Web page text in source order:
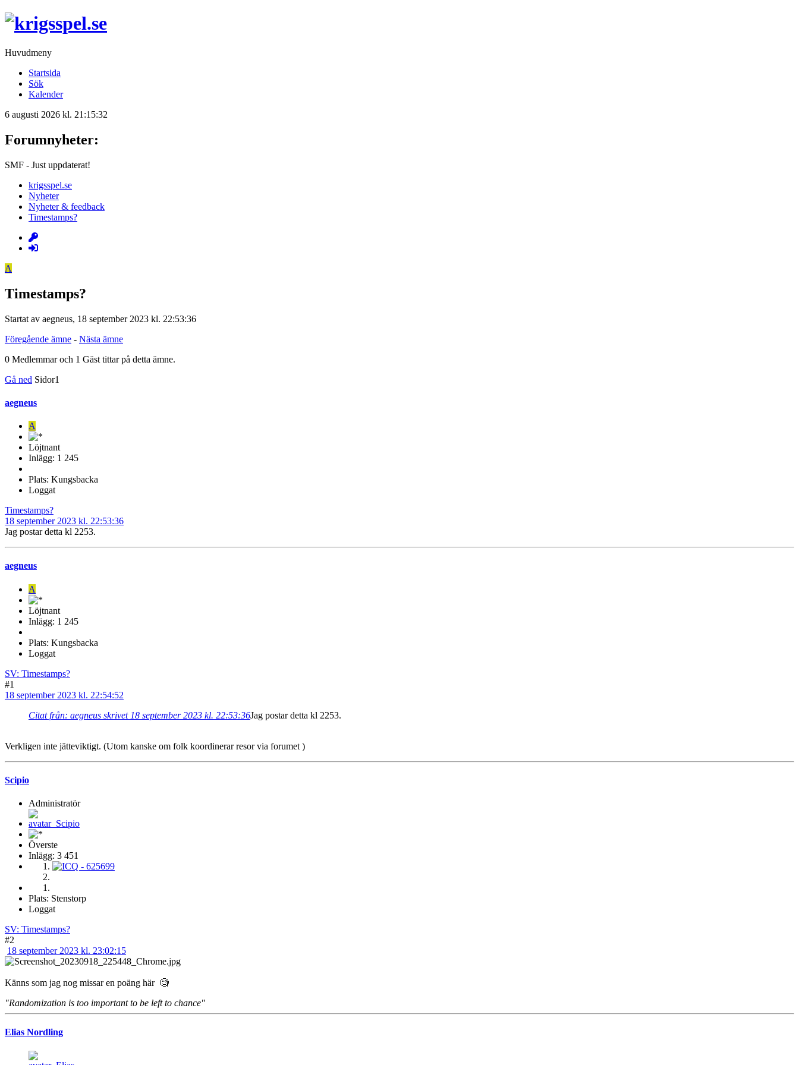
Huvudmeny
Startsida
Sök
Kalender
6 augusti 2026 kl. 21:15:32
Forumnyheter:
SMF - Just uppdaterat!
krigsspel.se
Nyheter
Nyheter & feedback
Timestamps?
A
Timestamps?
Startat av aegneus, 18 september 2023 kl. 22:53:36
Föregående ämne - Nästa ämne
0 Medlemmar och 1 Gäst tittar på detta ämne.
Gå ned Sidor1
aegneus
A
Löjtnant
Inlägg: 1 245
Plats: Kungsbacka
Loggat
Timestamps?
18 september 2023 kl. 22:53:36
Jag postar detta kl 2253.
aegneus
A
Löjtnant
Inlägg: 1 245
Plats: Kungsbacka
Loggat
SV: Timestamps?
#1
18 september 2023 kl. 22:54:52
Citat från: aegneus skrivet 18 september 2023 kl. 22:53:36Jag postar detta kl 2253.
Verkligen inte jätteviktigt. (Utom kanske om folk koordinerar resor via forumet )
Scipio
Administratör
Överste
Inlägg: 3 451
Plats: Stenstorp
Loggat
SV: Timestamps?
#2
18 september 2023 kl. 23:02:15
Känns som jag nog missar en poäng här 🧐
"Randomization is too important to be left to chance"
Elias Nordling